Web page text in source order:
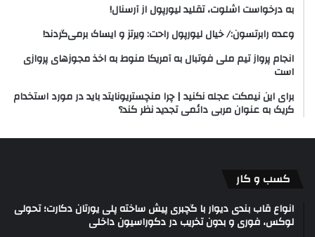
به درخواست اشلوت، تقلید لیورپول از آرسنال!
وعده رابرتسون:/ خیال لیورپول راحت: ویرتز و ایساک برمی‌گردند!
انجام پرواز تیم ملی فوتبال به آمریکا منوط به اخذ مجوزهای پروازی
است
برای این نیمکت عجله نکنید | چرا منچستریونایتد باید در مورد استخدام
کریک به عنوان مربی دائمی تجدید نظر کند؟
کسب و کار
انواع قاب بندی دیوار با گچبری پیش ساخته پلی یورتان دکارت؛ تحولی
لوکس، فوری و بدون تخریب در دکوراسیون داخلی